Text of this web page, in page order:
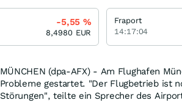
MÜNCHEN (dpa-AFX) - Am Flughafen
Probleme gestartet. "Der Flugbetrieb ist
Störungen", teilte ein Sprecher des
-5,55 %
8,4980 EUR
Fraport
14:17:04